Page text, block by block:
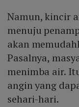
Namun, kincir
menuju
akan
Pasalnya,
menimba air.
angin yang
sehari-hari.